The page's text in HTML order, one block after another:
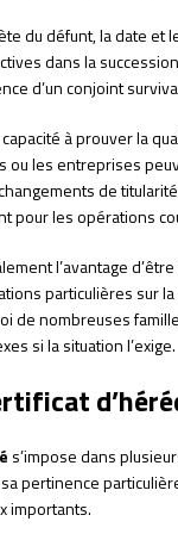
du défunt, la date et
dans la
d’un conjoint
à prouver la
ou les entreprises
de
pour les opérations
l’avantage
particulières sur
de nombreuses
si la situation l’exige.
s’impose dans
pertinence
importants.